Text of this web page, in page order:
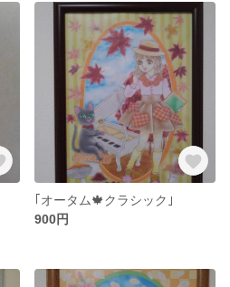
｢オータム🍁クラシック｣
900円